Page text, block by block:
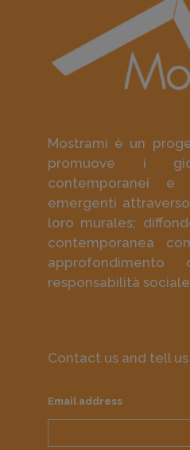
Mostrami è un
promuove i
contemporanei
emergenti
loro murales;
contemporanea
responsabilità
Contact us and tell us
Email address